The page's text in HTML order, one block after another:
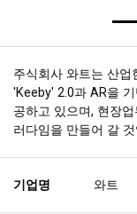
주식회사 와트는 산
'Keeby' 2.0과 AR을
공하고 있으며, 현장
러다임을 만들어 갈
기업명 와트